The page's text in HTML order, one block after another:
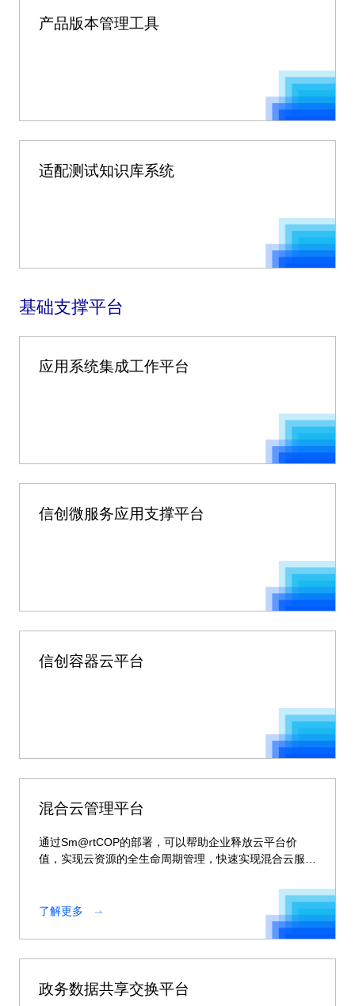
产品版本管理工具
适配测试知识库系统
基础支撑平台
应用系统集成工作平台
信创微服务应用支撑平台
信创容器云平台
混合云管理平台
通过Sm@rtCOP的部署，可以帮助企业释放云平台价
值，实现云资源的全生命周期管理，快速实现混合云服务
了解更多
政务数据共享交换平台